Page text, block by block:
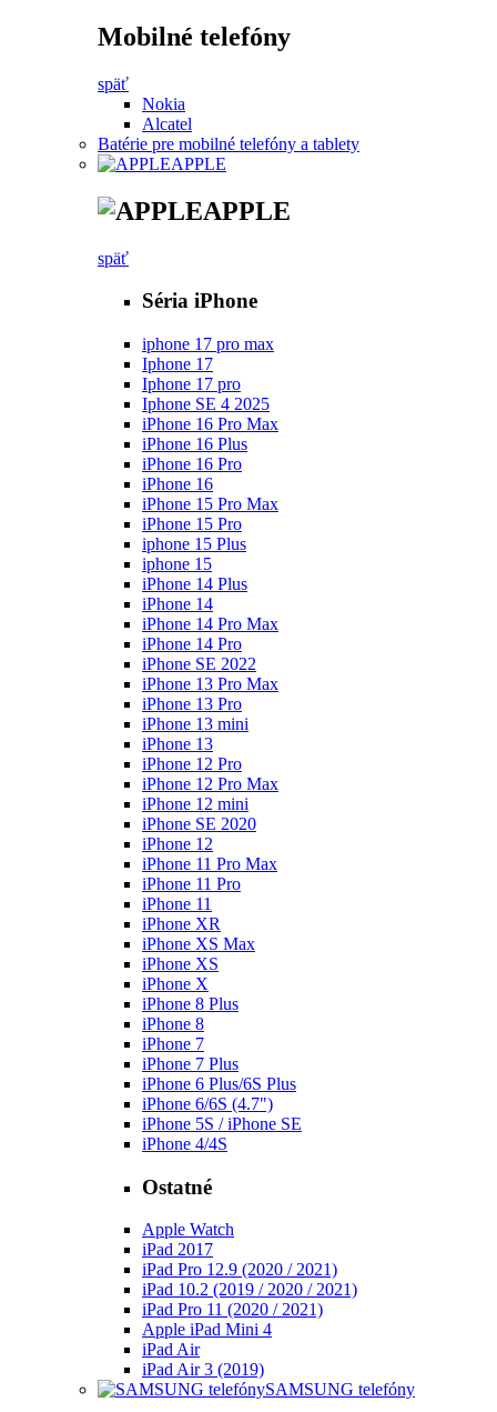
Mobilné telefóny
späť
Nokia
Alcatel
Batérie pre mobilné telefóny a tablety
APPLE
APPLE
späť
Séria iPhone
iphone 17 pro max
Iphone 17
Iphone 17 pro
Iphone SE 4 2025
iPhone 16 Pro Max
iPhone 16 Plus
iPhone 16 Pro
iPhone 16
iPhone 15 Pro Max
iPhone 15 Pro
iphone 15 Plus
iphone 15
iPhone 14 Plus
iPhone 14
iPhone 14 Pro Max
iPhone 14 Pro
iPhone SE 2022
iPhone 13 Pro Max
iPhone 13 Pro
iPhone 13 mini
iPhone 13
iPhone 12 Pro
iPhone 12 Pro Max
iPhone 12 mini
iPhone SE 2020
iPhone 12
iPhone 11 Pro Max
iPhone 11 Pro
iPhone 11
iPhone XR
iPhone XS Max
iPhone XS
iPhone X
iPhone 8 Plus
iPhone 8
iPhone 7
iPhone 7 Plus
iPhone 6 Plus/6S Plus
iPhone 6/6S (4.7")
iPhone 5S / iPhone SE
iPhone 4/4S
Ostatné
Apple Watch
iPad 2017
iPad Pro 12.9 (2020 / 2021)
iPad 10.2 (2019 / 2020 / 2021)
iPad Pro 11 (2020 / 2021)
Apple iPad Mini 4
iPad Air
iPad Air 3 (2019)
SAMSUNG telefóny